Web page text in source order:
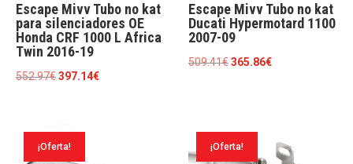
Escape Mivv Tubo no kat
para silenciadores OE
Honda CRF 1000 L Africa
Twin 2016-19
552.97€El
397.14€El
Escape Mivv Tubo no kat
Ducati Hypermotard 1100
2007-09
509.41€El
509.41€.
365.86€El
365.86€.
¡Oferta! ¡Oferta!